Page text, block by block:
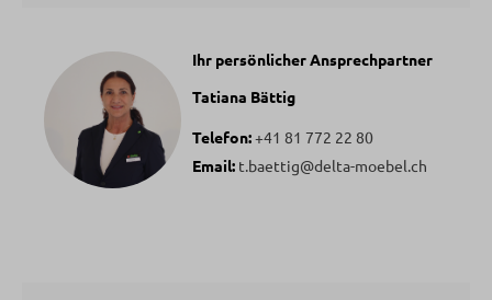
Ihr persönlicher Ansprechpartner
Tatiana Bättig
Telefon:+41 81 772 22 80
Email: t.baettig@delta-moebel.ch